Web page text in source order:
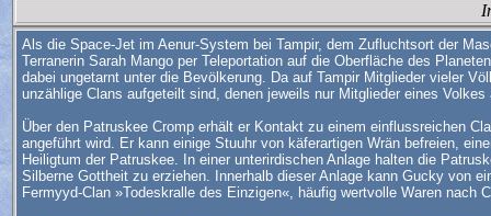
Als die Space-Jet im Aenur-System bei Tampir, dem Zufluchtsort der
Terranerin Sarah Mango per Teleportation auf die Oberfläche des
dabei ungetarnt unter die Bevölkerung. Da auf Tampir Mitglieder vieler
unzählige Clans aufgeteilt sind, denen jeweils nur Mitglieder eines Volkes
Über den Patruskee Cromp erhält er Kontakt zu einem einflussreichen
angeführt wird. Er kann einige Stuuhr von käferartigen Wrän befreien,
Heiligtum der Patruskee. In einer unterirdischen Anlage halten die
Silberne Gottheit zu erziehen. Innerhalb dieser Anlage kann Gucky von
Fermyyd-Clan »Todeskralle des Einzigen«, häufig wertvolle Waren nach